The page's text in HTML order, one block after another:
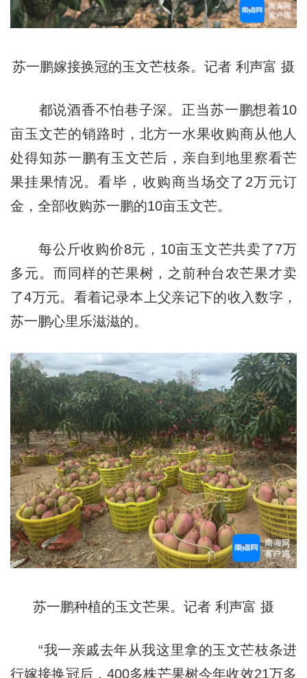
苏一鹏嫁接换冠的玉文芒枝条。记者 利声富 摄
都说酒香不怕巷子深。正当苏一鹏想着10
亩玉文芒的销路时，北方一水果收购商从他人
处得知苏一鹏有玉文芒后，亲自到地里察看芒
果挂果情况。看毕，收购商当场交了2万元订
金，全部收购苏一鹏的10亩玉文芒。
每公斤收购价8元，10亩玉文芒共卖了7万
多元。而同样的芒果树，之前种台农芒果才卖
了4万元。看着记录本上父亲记下的收入数字，
苏一鹏心里乐滋滋的。
苏一鹏种植的玉文芒果。记者 利声富 摄
“我一亲戚去年从我这里拿的玉文芒枝条进
行嫁接换冠后，400多株芒果树今年收效21万多